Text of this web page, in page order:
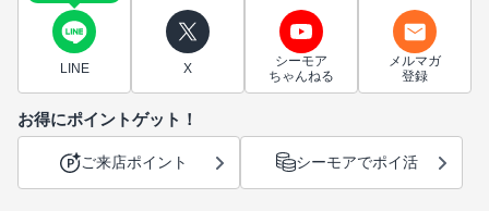
LINE X
シーモア
ちゃんねる
メルマガ
登録
お得にポイントゲット！
ご来店ポイント シーモアでポイ活